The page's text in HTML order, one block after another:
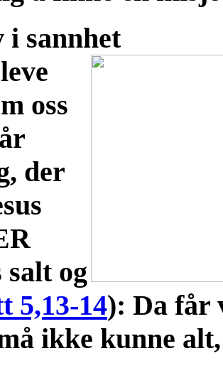
i sannhet
oss
der
og
5,13-14): Da får
ikke kunne